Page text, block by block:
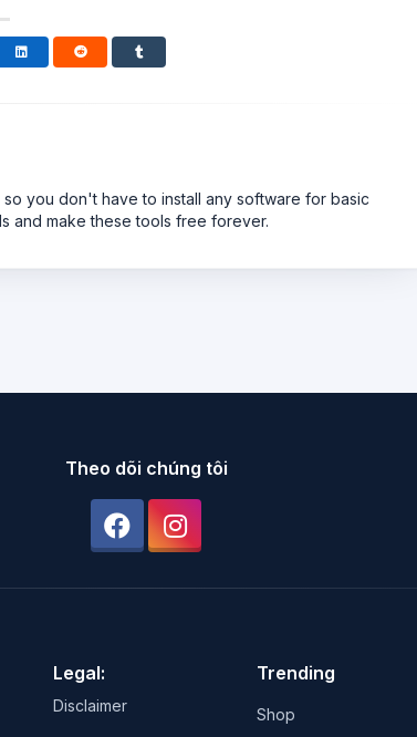
you don't have to install any software for basic
and make these tools free forever.
Theo dõi chúng tôi
Legal:
Disclaimer
Trending
Shop